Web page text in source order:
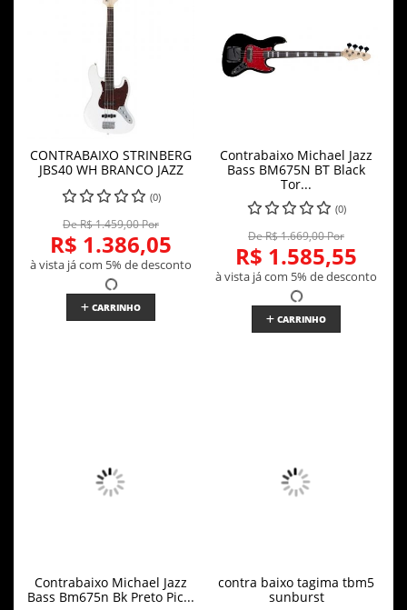
CONTRABAIXO STRINBERG
JBS40 WH BRANCO JAZZ
(0)
De R$ 1.459,00 Por
R$ 1.386,05
à vista já com 5% de desconto
CARRINHO
Contrabaixo Michael Jazz
Bass BM675N BT Black
Tor...
(0)
De R$ 1.669,00 Por
R$ 1.585,55
à vista já com 5% de desconto
CARRINHO
Contrabaixo Michael Jazz
Bass Bm675n Bk Preto Pic...
contra baixo tagima tbm5
sunburst